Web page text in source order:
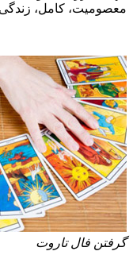
کامل، زندگی
فال تاروت